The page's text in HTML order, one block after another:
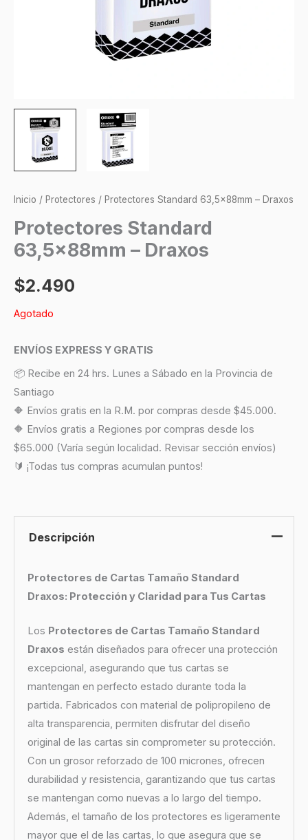
Inicio / Protectores / Protectores Standard 63,5x88mm – Draxos
Protectores Standard
63,5x88mm – Draxos
$2.490
Agotado
ENVÍOS EXPRESS Y GRATIS
📦 Recibe en 24 hrs. Lunes a Sábado en la Provincia de
Santiago
🔶 Envíos gratis en la R.M. por compras desde $45.000.
🔶 Envíos gratis a Regiones por compras desde los
$65.000 (Varía según localidad. Revisar sección envíos)
🔰 ¡Todas tus compras acumulan puntos!
Descripción
Protectores de Cartas Tamaño Standard
Draxos: Protección y Claridad para Tus Cartas
Los Protectores de Cartas Tamaño Standard
Draxos están diseñados para ofrecer una protección
excepcional, asegurando que tus cartas se
mantengan en perfecto estado durante toda la
partida. Fabricados con material de polipropileno de
alta transparencia, permiten disfrutar del diseño
original de las cartas sin comprometer su protección.
Con un grosor reforzado de 100 micrones, ofrecen
durabilidad y resistencia, garantizando que tus cartas
se mantengan como nuevas a lo largo del tiempo.
Además, el tamaño de los protectores es ligeramente
mayor que el de las cartas, lo que asegura que se